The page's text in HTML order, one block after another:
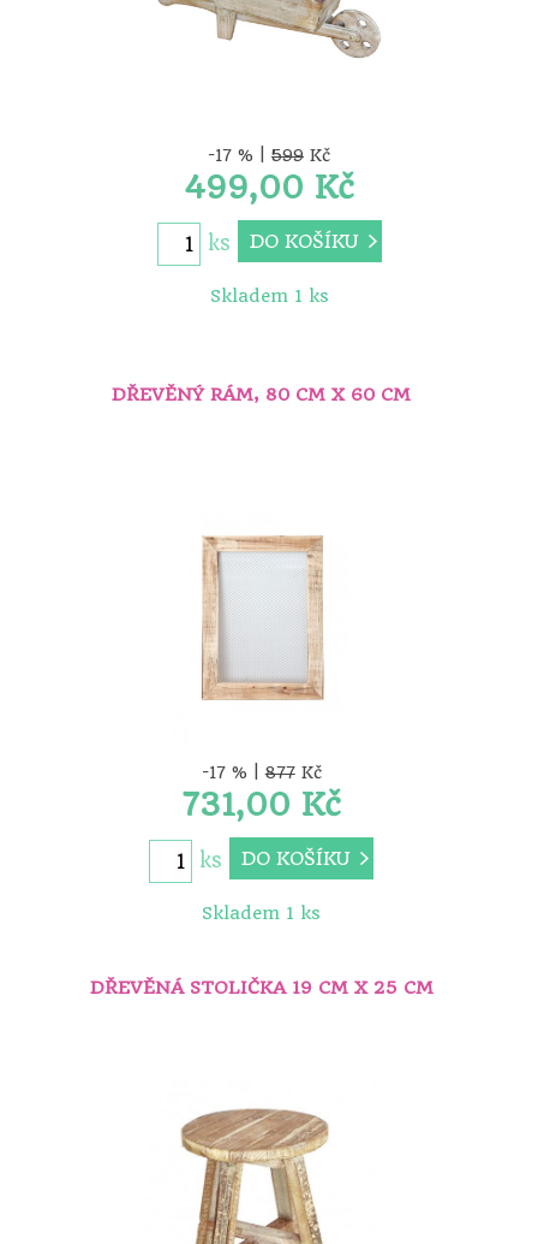
-17 % | 599 Kč
499,00 Kč
ks DO KOŠÍKU
Skladem 1 ks
DŘEVĚNÝ RÁM, 80 CM X 60 CM
-17 % |877Kč
731,00 Kč
ks DO KOŠÍKU
Skladem 1 ks
DŘEVĚNÁ STOLIČKA 19 CM X 25 CM